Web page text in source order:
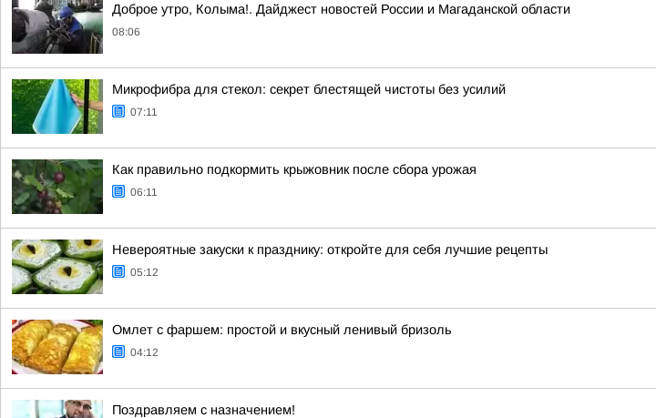
Доброе утро, Колыма!. Дайджест новостей России и Магаданской области
08:06
Микрофибра для стекол: секрет блестящей чистоты без усилий
07:11
Как правильно подкормить крыжовник после сбора урожая
06:11
Невероятные закуски к празднику: откройте для себя лучшие рецепты
05:12
Омлет с фаршем: простой и вкусный ленивый бризоль
04:12
Поздравляем с назначением!